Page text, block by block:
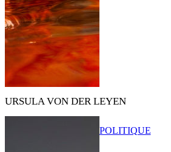
URSULA VON DER LEYEN
POLITIQUE